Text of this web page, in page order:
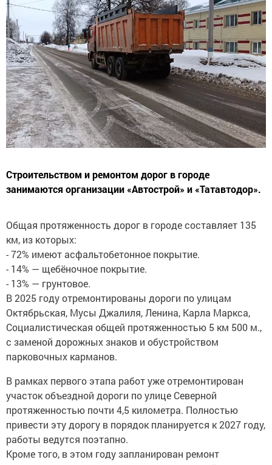
Строительством и ремонтом дорог в городе
занимаются организации «Автострой» и «Татавтодор».
Общая протяженность дорог в городе составляет 135
км, из которых:
- 72% имеют асфальтобетонное покрытие.
- 14% — щебёночное покрытие.
- 13% — грунтовое.
В 2025 году отремонтированы дороги по улицам
Октябрьская, Мусы Джалиля, Ленина, Карла Маркса,
Социалистическая общей протяженностью 5 км 500 м.,
с заменой дорожных знаков и обустройством
парковочных карманов.
В рамках первого этапа работ уже отремонтирован
участок объездной дороги по улице Северной
протяженностью почти 4,5 километра. Полностью
привести эту дорогу в порядок планируется к 2027 году,
работы ведутся поэтапно.
Кроме того, в этом году запланирован ремонт